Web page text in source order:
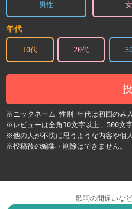
男性
年代
10代 20代
※ニックネーム･性別･年代は初回のみ
※レビューは全角10文字以上、500文
※他の人が不快に思うような内容や個
※投稿後の編集・削除はできません。
歌詞の間違いな